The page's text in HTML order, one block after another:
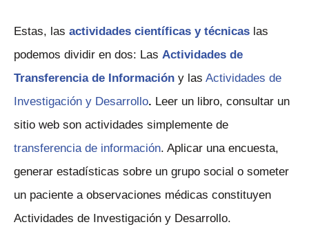
Estas, las actividades científicas y técnicas las
podemos dividir en dos: Las Actividades de
Transferencia de Información y las Actividades de
Investigación y Desarrollo. Leer un libro, consultar un
sitio web son actividades simplemente de
transferencia de información. Aplicar una encuesta,
generar estadísticas sobre un grupo social o someter
un paciente a observaciones médicas constituyen
Actividades de Investigación y Desarrollo.